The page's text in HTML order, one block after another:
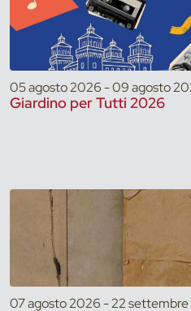
05 agosto 2026 - 09 agosto
Giardino per Tutti 2026
07 agosto 2026 - 22 settembre